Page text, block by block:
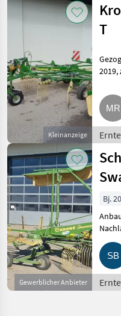
Kleinanzeige
T
2019, zweites Tastrad, Zustand
Gewerblicher Anbieter
Bj.
Swadro 46,